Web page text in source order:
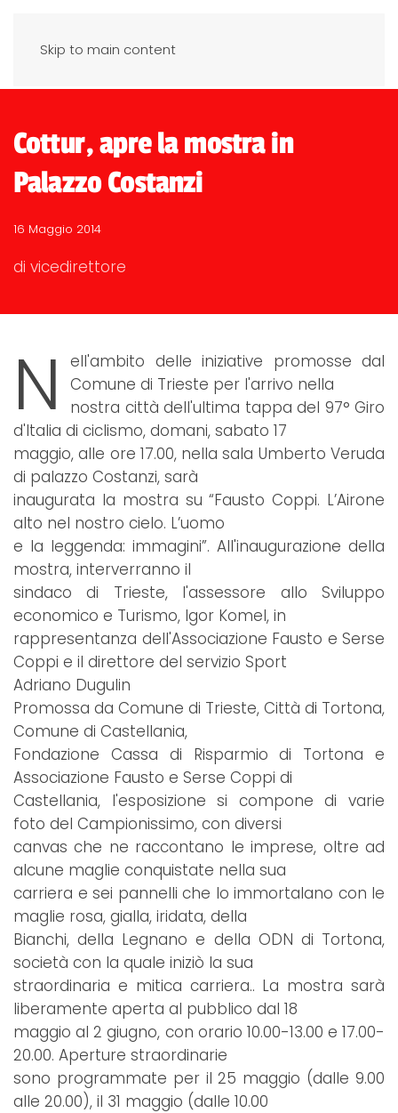
Skip to main content
Cottur, apre la mostra in
Palazzo Costanzi
16 Maggio 2014
di vicedirettore
N
ell'ambito delle iniziative promosse dal
Comune di Trieste per l'arrivo nella
nostra città dell'ultima tappa del 97° Giro
d'Italia di ciclismo, domani, sabato 17
maggio, alle ore 17.00, nella sala Umberto Veruda
di palazzo Costanzi, sarà
inaugurata la mostra su “Fausto Coppi. L’Airone
alto nel nostro cielo. L’uomo
e la leggenda: immagini”. All'inaugurazione della
mostra, interverranno il
sindaco di Trieste, l'assessore allo Sviluppo
economico e Turismo, Igor Komel, in
rappresentanza dell'Associazione Fausto e Serse
Coppi e il direttore del servizio Sport
Adriano Dugulin
Promossa da Comune di Trieste, Città di Tortona,
Comune di Castellania,
Fondazione Cassa di Risparmio di Tortona e
Associazione Fausto e Serse Coppi di
Castellania, l'esposizione si compone di varie
foto del Campionissimo, con diversi
canvas che ne raccontano le imprese, oltre ad
alcune maglie conquistate nella sua
carriera e sei pannelli che lo immortalano con le
maglie rosa, gialla, iridata, della
Bianchi, della Legnano e della ODN di Tortona,
società con la quale iniziò la sua
straordinaria e mitica carriera.. La mostra sarà
liberamente aperta al pubblico dal 18
maggio al 2 giugno, con orario 10.00-13.00 e 17.00-
20.00. Aperture straordinarie
sono programmate per il 25 maggio (dalle 9.00
alle 20.00), il 31 maggio (dalle 10.00